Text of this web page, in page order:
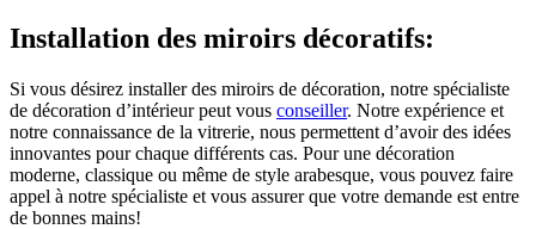
Installation des miroirs décoratifs:
Si vous désirez installer des miroirs de décoration, notre spécialiste
de décoration d’intérieur peut vous conseiller. Notre expérience et
notre connaissance de la vitrerie, nous permettent d’avoir des idées
innovantes pour chaque différents cas. Pour une décoration
moderne, classique ou même de style arabesque, vous pouvez faire
appel à notre spécialiste et vous assurer que votre demande est entre
de bonnes mains!